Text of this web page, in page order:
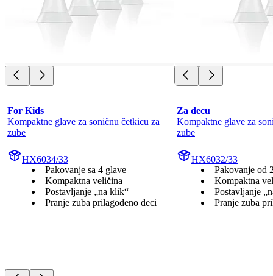
For Kids
Kompaktne glave za soničnu četkicu za
zube
HX6034/33
Pakovanje sa 4 glave
Kompaktna veličina
Postavljanje „na klik“
Pranje zuba prilagođeno deci
Za decu
Kompaktne glave za
zube
HX6032/33
Pakovanje od
Kompaktna
Postavljanje
Pranje zuba